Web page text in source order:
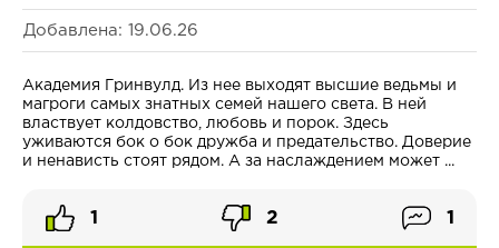
Добавлена: 19.06.26
Академия Гринвулд. Из нее выходят высшие ведьмы и
магроги самых знатных семей нашего света. В ней
властвует колдовство, любовь и порок. Здесь
уживаются бок о бок дружба и предательство. Доверие
и ненависть стоят рядом. А за наслаждением может ...
1 2 1